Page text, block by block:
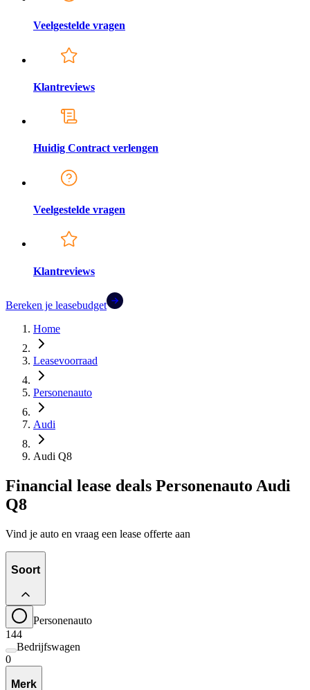
Veelgestelde vragen
Klantreviews
Huidig Contract verlengen
Veelgestelde vragen
Klantreviews
Bereken je leasebudget
Home
Leasevoorraad
Personenauto
Audi
Audi Q8
Financial lease deals Personenauto Audi
Q8
Vind je auto en vraag een lease offerte aan
Soort
Personenauto
144
Bedrijfswagen
0
Merk